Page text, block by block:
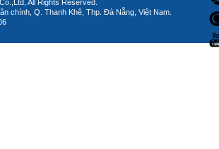
All Rights Reserved.
chính, Q. Thanh Khê, Thp. Đà Nẵng, Việt Nam.